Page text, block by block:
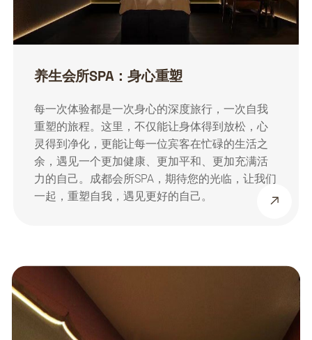
养生会所SPA：身心重塑
每一次体验都是一次身心的深度旅行，一次自我
重塑的旅程。这里，不仅能让身体得到放松，心
灵得到净化，更能让每一位宾客在忙碌的生活之
余，遇见一个更加健康、更加平和、更加充满活
力的自己。成都会所SPA，期待您的光临，让我们
一起，重塑自我，遇见更好的自己。